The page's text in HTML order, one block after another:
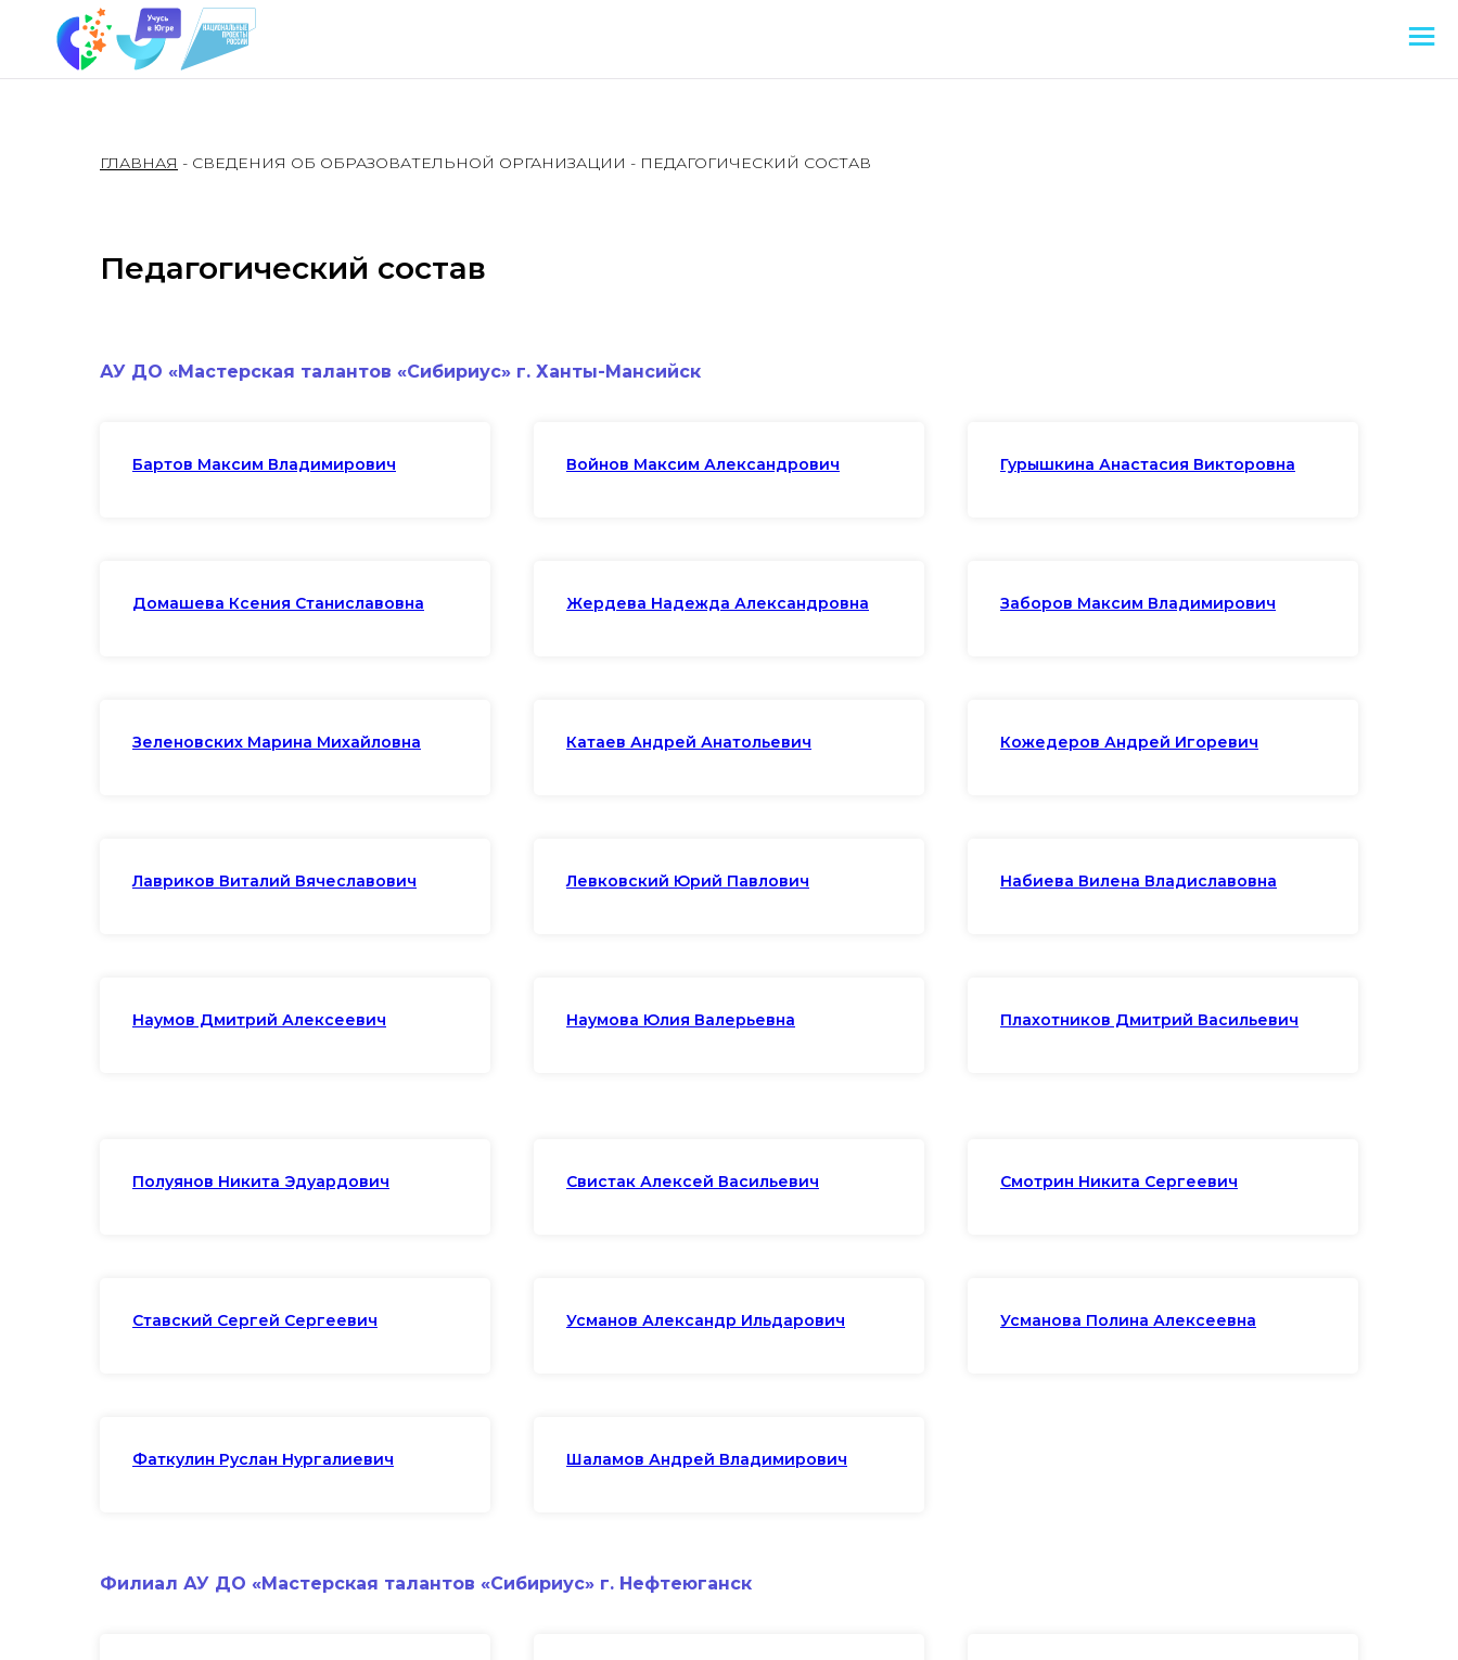
ГЛАВНАЯ - СВЕДЕНИЯ ОБ ОБРАЗОВАТЕЛЬНОЙ ОРГАНИЗАЦИИ - ПЕДАГОГИЧЕСКИЙ СОСТАВ
Педагогический состав
АУ ДО «Мастерская талантов «Сибириус» г. Ханты-Мансийск
Бартов Максим Владимирович Войнов Максим Александрович Гурышкина Анастасия Викторовна
Домашева Ксения Станиславовна Жердева Надежда Александровна Заборов Максим Владимирович
Зеленовских Марина Михайловна Катаев Андрей Анатольевич Кожедеров Андрей Игоревич
Лавриков Виталий Вячеславович Левковский Юрий Павлович Набиева Вилена Владиславовна
Наумов Дмитрий Алексеевич Наумова Юлия Валерьевна Плахотников Дмитрий Васильевич
Полуянов Никита Эдуардович Свистак Алексей Васильевич Смотрин Никита Сергеевич
Ставский Сергей Сергеевич Усманов Александр Ильдарович Усманова Полина Алексеевна
Фаткулин Руслан Нургалиевич Шаламов Андрей Владимирович
Филиал АУ ДО «Мастерская талантов «Сибириус» г. Нефтеюганск